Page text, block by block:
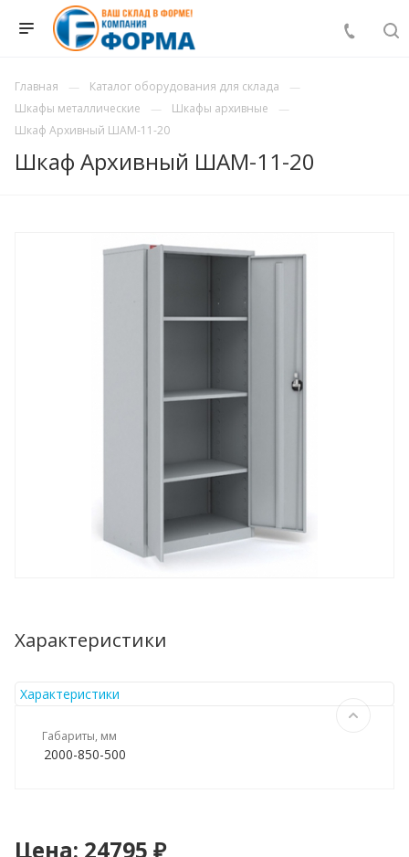
Главная
Каталог оборудования для склада
Шкафы металлические
Шкафы архивные
Шкаф Архивный ШАМ-11-20
Шкаф Архивный ШАМ-11-20
Характеристики
Характеристики
Габариты, мм
2000-850-500
Цена: 24795 ₽